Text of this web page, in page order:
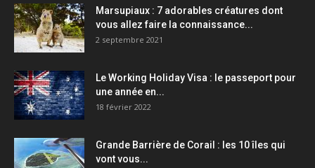
Marsupiaux : 7 adorables créatures dont
vous allez faire la connaissance...
2 septembre 2021
Le Working Holiday Visa : le passeport pour
une année en...
18 février 2022
Grande Barrière de Corail : les 10 îles qui
vont vous...